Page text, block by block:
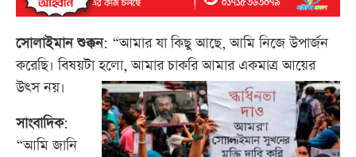
সোলাইমান শুক্কন: “আমার যা কিছু আছে, আমি নিজে উপার্জন
করেছি। বিষয়টা হলো, আমার চাকরি আমার একমাত্র আয়ের
উৎস নয়।
সাংবাদিক:
“আমি জানি